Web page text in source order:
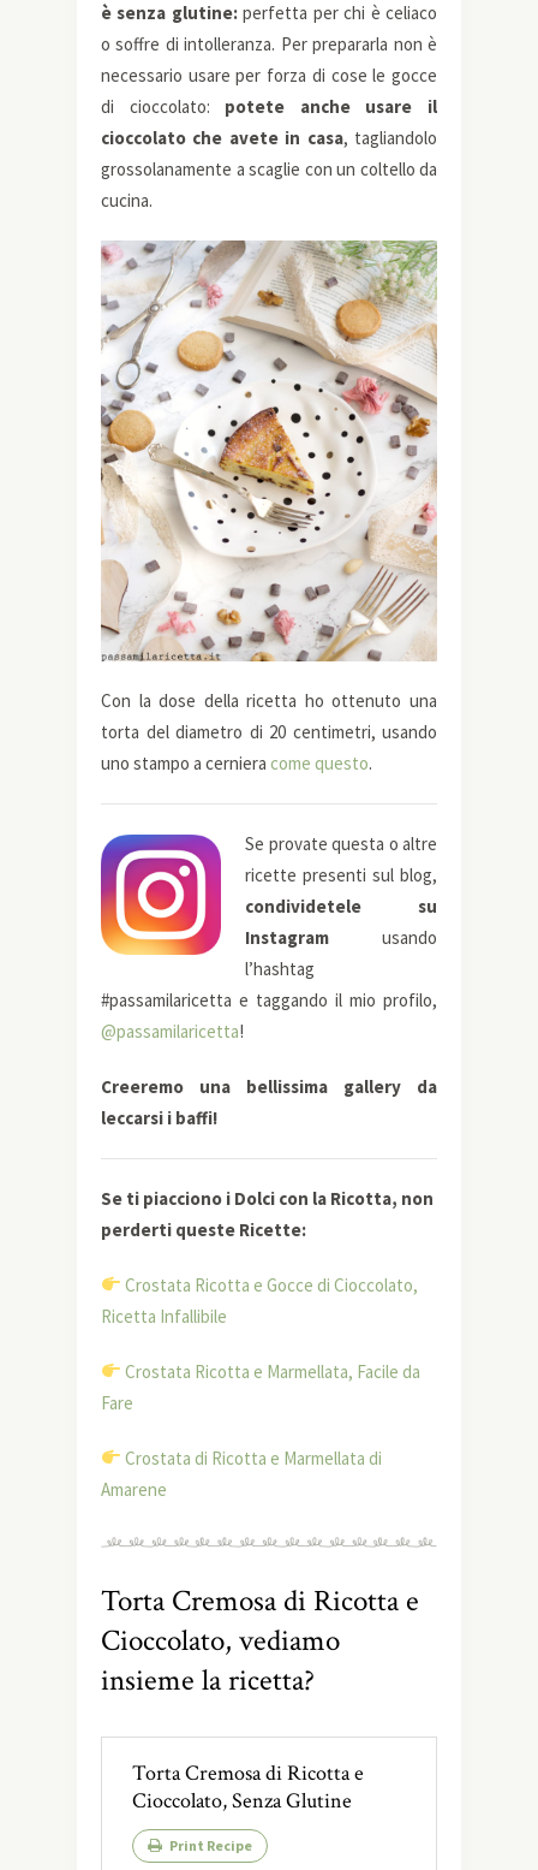
è senza glutine:perfetta per chi è celiaco
o soffre di intolleranza. Per prepararla non è
necessario usare per forza di cose le gocce
di cioccolato: potete anche usare il
cioccolato che avete in casa, tagliandolo
grossolanamente a scaglie con un coltello da
cucina.
Con la dose della ricetta ho ottenuto una
torta del diametro di 20 centimetri, usando
uno stampo a cerniera come questo.
Se provate questa o altre
ricette presenti sul blog,
condividetele su
Instagram usando
l’hashtag
#passamilaricetta e taggando il mio profilo,
@passamilaricetta!
Creeremo una bellissima gallery da
leccarsi i baffi!
Se ti piacciono i Dolci con la Ricotta, non
perderti queste Ricette:
Crostata Ricotta e Gocce di Cioccolato,
Ricetta Infallibile
Crostata Ricotta e Marmellata, Facile da
Fare
Crostata di Ricotta e Marmellata di
Amarene
Torta Cremosa di Ricotta e
Cioccolato, vediamo
insieme la ricetta?
Torta Cremosa di Ricotta e
Cioccolato, Senza Glutine
Print Recipe